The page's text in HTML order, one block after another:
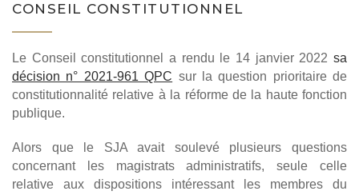
CONSEIL CONSTITUTIONNEL
Le Conseil constitutionnel a rendu le 14 janvier 2022 sa
décision n° 2021-961 QPC sur la question prioritaire de
constitutionnalité relative à la réforme de la haute fonction
publique.
Alors que le SJA avait soulevé plusieurs questions
concernant les magistrats administratifs, seule celle
relative aux dispositions intéressant les membres du